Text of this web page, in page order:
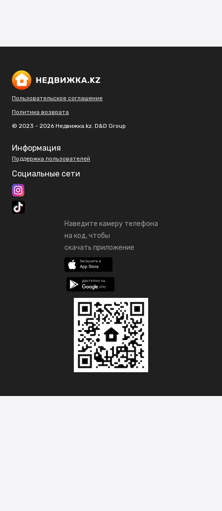
Пользовательское соглашение
Политика возврата
© 2023 - 2026 Недвижка.kz. D&D Group
Информация
Поддержка пользователей
Социальные сети
Наведите камеру телефона
на код, чтобы
скачать приложение